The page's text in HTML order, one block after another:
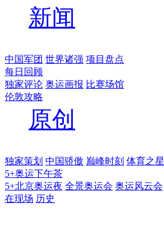
新闻
中国军团 世界诸强 项目盘点
每日回顾
独家评论 奥运画报 比赛场馆
伦敦攻略
原创
独家策划 中国骄傲 巅峰时刻 体育之星
5+奥运下午茶
5+北京奥运夜 全景奥运会 奥运风云会
在现场 历史